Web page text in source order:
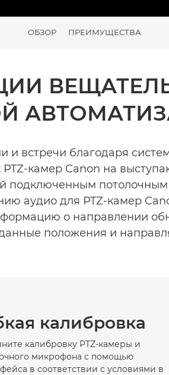
ОБЗОР ПРЕИМУЩЕСТВА
встречи благодаря
камер Canon на
подключенным
аудио для PTZ-камер
о направлении
положения и
калибровка
калибровку PTZ-камеры и
микрофона с помощью
в соответствии с условиями в